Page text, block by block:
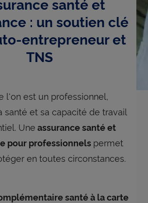
: un soutien clé
entrepreneur et
TNS
l'on est un professionnel,
santé et sa capacité de travail
Une assurance santé et
pour professionnels permet
en toutes circonstances.
santé à la carte